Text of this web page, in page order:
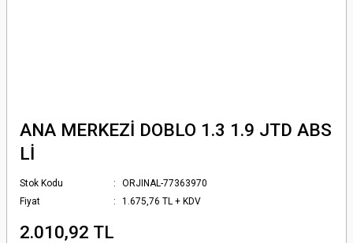
ANA MERKEZİ DOBLO 1.3 1.9 JTD ABS
Lİ
Stok Kodu
ORJINAL-77363970
Fiyat
1.675,76 TL + KDV
2.010,92 TL